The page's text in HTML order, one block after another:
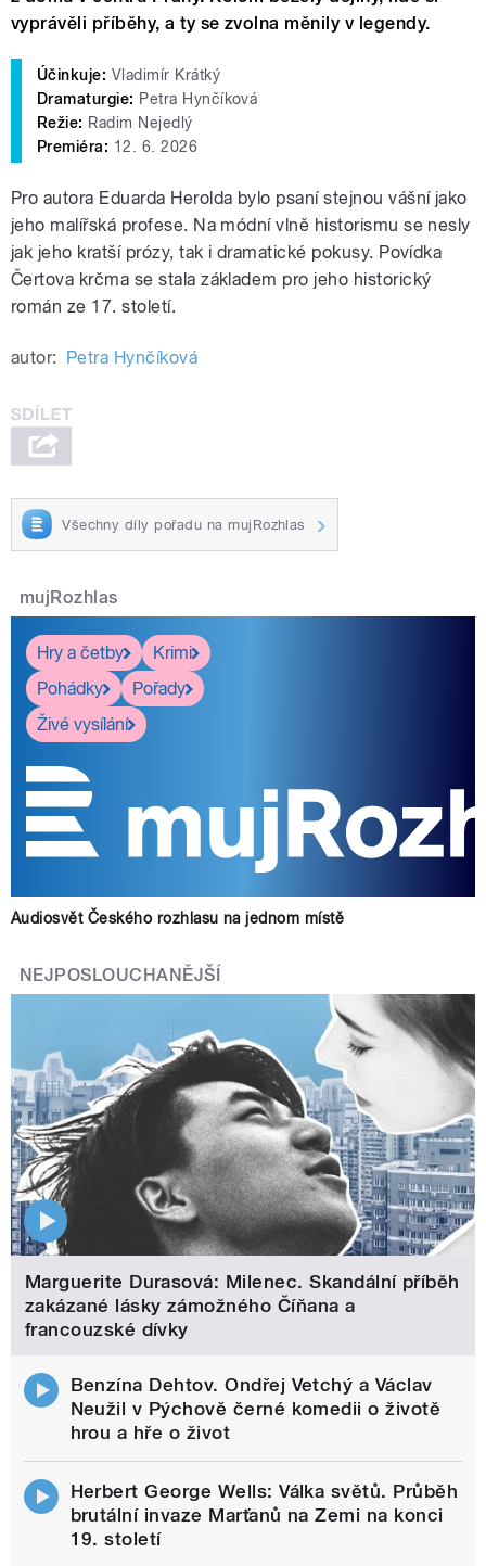
vyprávěli příběhy, a ty se zvolna měnily v legendy.
Účinkuje: Vladimír Krátký
Dramaturgie: Petra Hynčíková
Režie: Radim Nejedlý
Premiéra: 12. 6. 2026
Pro autora Eduarda Herolda bylo psaní stejnou vášní jako
jeho malířská profese. Na módní vlně historismu se nesly
jak jeho kratší prózy, tak i dramatické pokusy. Povídka
Čertova krčma se stala základem pro jeho historický
román ze 17. století.
autor: Petra Hynčíková
Všechny díly pořadu na mujRozhlas
mujRozhlas
Hry a četby
Krimi
Pohádky
Pořady
Živé vysílání
Audiosvět Českého rozhlasu na jednom místě
NEJPOSLOUCHANĚJŠÍ
Marguerite Durasová: Milenec. Skandální příběh
zakázané lásky zámožného Číňana a
francouzské dívky
Benzína Dehtov. Ondřej Vetchý a Václav
Neužil v Pýchově černé komedii o životě
hrou a hře o život
Herbert George Wells: Válka světů. Průběh
brutální invaze Marťanů na Zemi na konci
19. století